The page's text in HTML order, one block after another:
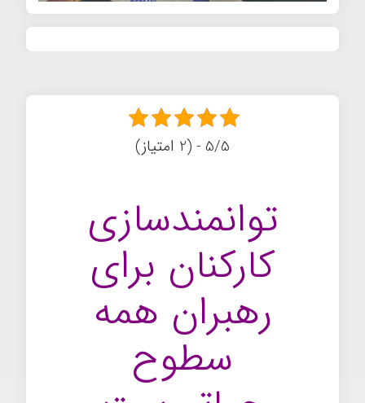
5/5 - (2 امتیاز)
توانمندسازی
کارکنان برای
رهبران همه
سطوح